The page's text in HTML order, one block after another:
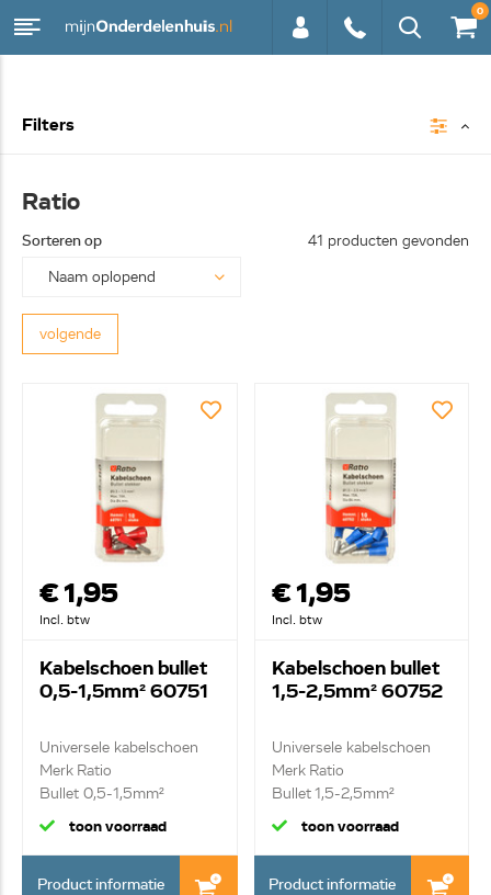
0
Filters
Ratio
Sorteren op 41 producten gevonden
volgende
€ 1,95
Incl. btw
Kabelschoen bullet
0,5-1,5mm² 60751
Universele kabelschoen
Merk Ratio
Bullet 0,5-1,5mm²
toon voorraad
Product informatie
€ 1,95
Incl. btw
Kabelschoen bullet
1,5-2,5mm² 60752
Universele kabelschoen
Merk Ratio
Bullet 1,5-2,5mm²
toon voorraad
Product informatie